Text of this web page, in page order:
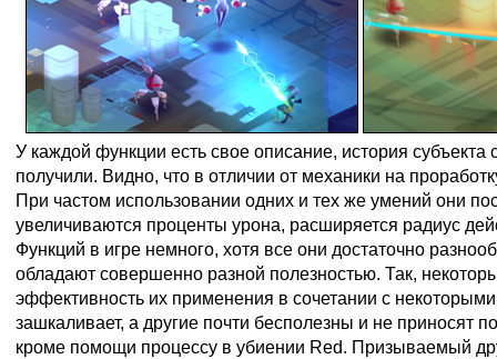
У каждой функции есть свое описание, история субъекта
получили. Видно, что в отличии от механики на
При частом использовании одних и тех же умений они
увеличиваются проценты урона, расширяется радиус
Функций в игре немного, хотя все они достаточно
обладают совершенно разной полезностью. Так,
эффективность их применения в сочетании с
зашкаливает, а другие почти бесполезны и не приносят
кроме помощи процессу в убиении Red. Призываемый